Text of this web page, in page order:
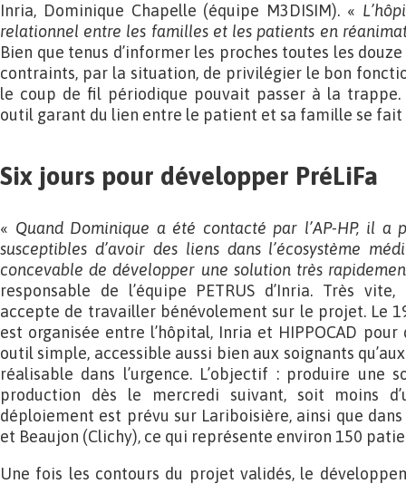
Inria, Dominique Chapelle (équipe M3DISIM). «
relationnel entre les familles et les patients en
Bien que tenus d’informer les proches toutes les
contraints, par la situation, de privilégier le bon
le coup de fil périodique pouvait passer à la trappe.
outil garant du lien entre le patient et sa famille se fait
Six jours pour développer PréLiFa
« Quand Dominique a été contacté par l’AP-HP, il a
susceptibles d’avoir des liens dans l’écosystème
concevable de développer une solution très
responsable de l’équipe PETRUS d’Inria. Très
accepte de travailler bénévolement sur le projet. Le
est organisée entre l’hôpital, Inria et HIPPOCAD
outil simple, accessible aussi bien aux soignants
réalisable dans l’urgence. L’objectif : produire une
production dès le mercredi suivant, soit moins
déploiement est prévu sur Lariboisière, ainsi que
et Beaujon (Clichy), ce qui représente environ 150
Une fois les contours du projet validés, le